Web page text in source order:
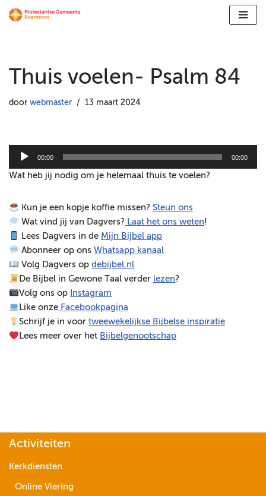
inhoud
Thuis voelen- Psalm 84
door webmaster 13 maart 2024
d
o
s
p
e
l
e
r
00:00 00:00
Wat heb jij nodig om je helemaal thuis te voelen?
Kun je een kopje koffie missen?Steun ons
Wat vind jij van Dagvers? Laat het ons weten!
Lees Dagvers in de Mijn Bijbel app
Abonneer op onsWhatsapp kanaal
Volg Dagvers opdebijbel.nl
De Bijbel in Gewone Taal verder lezen?
Volg ons op Instagram
Like onze Facebookpagina
Schrijf je in voortweewekelijkse Bijbelse inspiratie
Lees meer over het Bijbelgenootschap
Activiteiten
Kerkdiensten
Online Viering